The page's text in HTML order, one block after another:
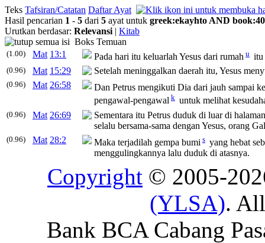
Teks Tafsiran/Catatan Daftar Ayat
Hasil pencarian 1 - 5 dari 5 ayat untuk greek:ekayhto AND book:40
Urutkan berdasar: Relevansi | Kitab
Boks Temuan
(1.00) Mat 13:1 Pada hari itu keluarlah Yesus dari rumah u itu
(0.96) Mat 15:29 Setelah meninggalkan daerah itu, Yesus
(0.96) Mat 26:58
Dan Petrus mengikuti Dia dari jauh sampai
pengawal-pengawal k untuk melihat
(0.96) Mat 26:69
Sementara itu Petrus duduk di luar di
selalu bersama-sama dengan Yesus, orang
(0.96) Mat 28:2 Maka terjadilah gempa bumi s yang hebat
menggulingkannya lalu duduk di atasnya.
Copyright © 2005-
(YLSA).
Bank BCA Cabang